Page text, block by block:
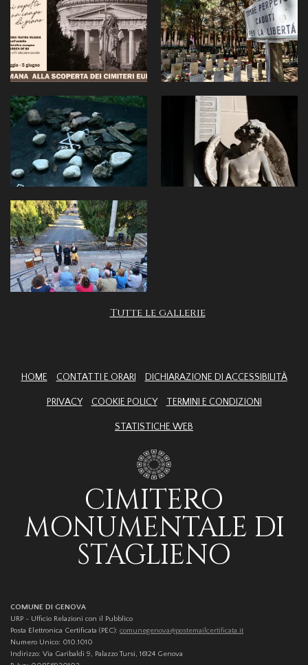
Tutte le gallerie
HOME CONTATTI E ORARI DICHIARAZIONE DI ACCESSIBILITÀ
PRIVACY COOKIE POLICY TERMINI E CONDIZIONI
STATISTICHE WEB
CIMITERO
MONUMENTALE DI
STAGLIENO
COMUNE DI GENOVA
URP - Ufficio Relazioni con il Pubblico
Posta Elettronica Certificata (PEC): comunegenova@postemailcertificata.it
Numero Unico: 010.1010
Indirizzo: Via Garibaldi 9, Palazzo Tursi, 16124 Genova